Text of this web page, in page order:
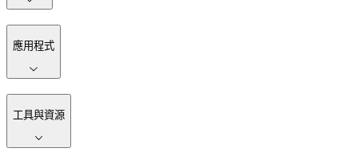
應用程式
工具與資源